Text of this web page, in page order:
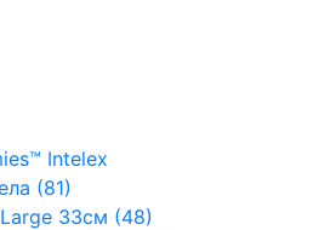
Intelex
(81)
33см (48)